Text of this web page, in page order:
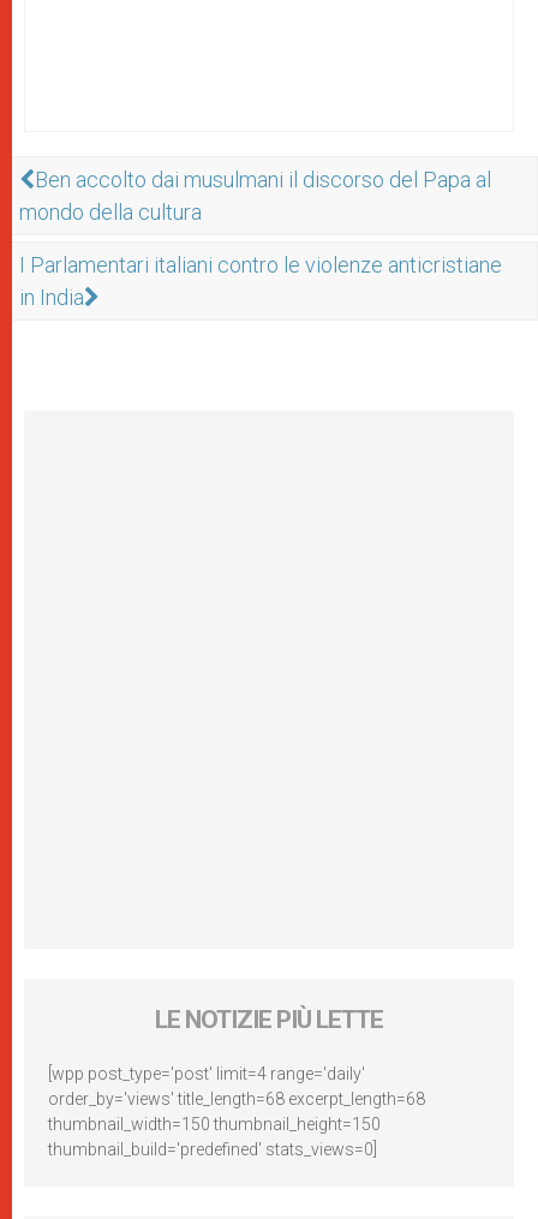
Ben accolto dai musulmani il discorso del Papa al
mondo della cultura
I Parlamentari italiani contro le violenze anticristiane
in India
LE NOTIZIE PIÙ LETTE
[wpp post_type='post' limit=4 range='daily'
order_by='views' title_length=68 excerpt_length=68
thumbnail_width=150 thumbnail_height=150
thumbnail_build='predefined' stats_views=0]